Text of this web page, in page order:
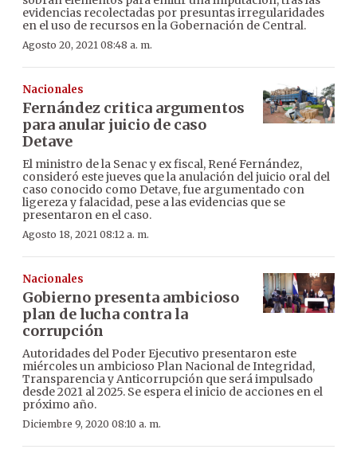
evidencias recolectadas por presuntas irregularidades
en el uso de recursos en la Gobernación de Central.
Agosto 20, 2021 08:48 a. m.
Nacionales
Fernández critica argumentos
para anular juicio de caso
Detave
El ministro de la Senac y ex fiscal, René Fernández,
consideró este jueves que la anulación del juicio oral del
caso conocido como Detave, fue argumentado con
ligereza y falacidad, pese a las evidencias que se
presentaron en el caso.
Agosto 18, 2021 08:12 a. m.
Nacionales
Gobierno presenta ambicioso
plan de lucha contra la
corrupción
Autoridades del Poder Ejecutivo presentaron este
miércoles un ambicioso Plan Nacional de Integridad,
Transparencia y Anticorrupción que será impulsado
desde 2021 al 2025. Se espera el inicio de acciones en el
próximo año.
Diciembre 9, 2020 08:10 a. m.